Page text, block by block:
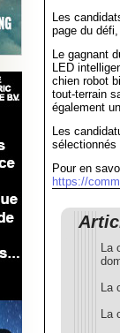
Les
page du
Le gagnant
LED
chien robot
tout-terrain
également
Les
sélectionnés
Pour en
https://
La
La
La